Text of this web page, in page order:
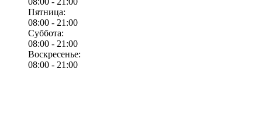
Пятница:
08:00 - 21:00
Суббота:
08:00 - 21:00
Воскресенье:
08:00 - 21:00